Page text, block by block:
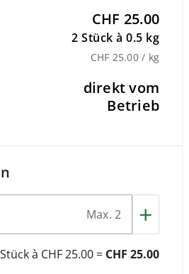
CHF 25.00
2 Stück à 0.5 kg
CHF 25.00 / kg
direkt vom
Betrieb
Max. 2 +
à CHF 25.00 = CHF 25.00